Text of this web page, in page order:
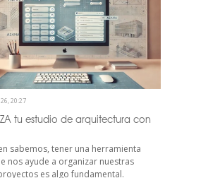
20:27
tu estudio de arquitectura con
sabemos, tener una herramienta
nos ayude a organizar nuestras
es algo fundamental.